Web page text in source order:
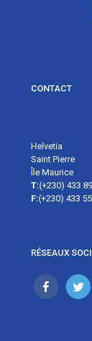
CONTACT
Helvetia
Saint Pierre
Île Maurice
T:(+230) 433
F:(+230) 433
RÉSEAUX